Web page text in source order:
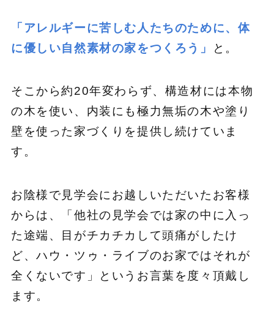
「アレルギーに苦しむ人たちのために、体
に優しい自然素材の家をつくろう」
と。
そこから約20年変わらず、構造材には本物
の木を使い、内装にも極力無垢の木や塗り
壁を使った家づくりを提供し続けていま
す。
お陰様で見学会にお越しいただいたお客様
からは、「他社の見学会では家の中に入っ
た途端、目がチカチカして頭痛がしたけ
ど、ハウ・ツゥ・ライブのお家ではそれが
全くないです」というお言葉を度々頂戴し
ます。